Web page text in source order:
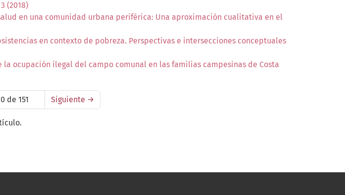
(2018)
en una comunidad urbana periférica: Una aproximación cualitativa en el
en contexto de pobreza. Perspectivas e intersecciones conceptuales
la ocupación ilegal del campo comunal en las familias campesinas de Costa
de 151 Siguiente →